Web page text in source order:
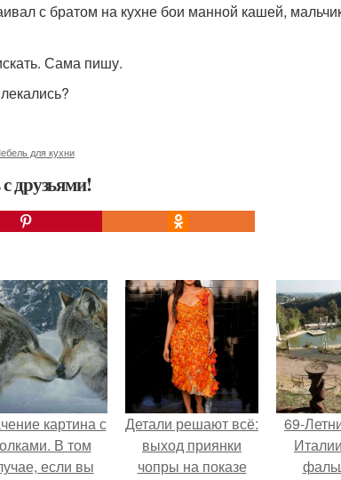
с братом на кухне бои манной кашей,
Сама пишу.
для кухни
друзьями!
картина с
В том
если вы
Детали решают всё:
выход приянки
чопры на показе
69-